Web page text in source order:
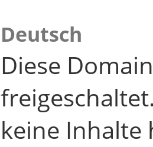
Deutsch
Diese
keine Inhalte